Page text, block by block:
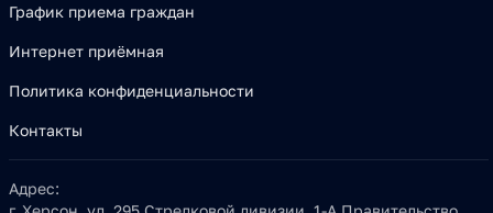
График приема граждан
Интернет приёмная
Политика конфиденциальности
Контакты
Адрес: